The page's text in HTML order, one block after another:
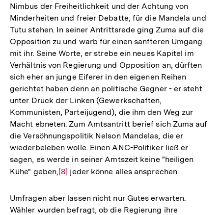
Nimbus der Freiheitlichkeit und der Achtung von
Minderheiten und freier Debatte, für die Mandela und
Tutu stehen. In seiner Antrittsrede ging Zuma auf die
Opposition zu und warb für einen sanfteren Umgang
mit ihr. Seine Worte, er strebe ein neues Kapitel im
Verhältnis von Regierung und Opposition an, dürften
sich eher an junge Eiferer in den eigenen Reihen
gerichtet haben denn an politische Gegner - er steht
unter Druck der Linken (Gewerkschaften,
Kommunisten, Parteijugend), die ihm den Weg zur
Macht ebneten. Zum Amtsantritt berief sich Zuma auf
die Versöhnungspolitik Nelson Mandelas, die er
wiederbeleben wolle. Einen ANC-Politiker ließ er
sagen, es werde in seiner Amtszeit keine "heiligen
Kühe" geben,Zur
der
Fußnote
[8] jeder könne alles ansprechen.
Umfragen aber lassen nicht nur Gutes erwarten.
Wähler wurden befragt, ob die Regierung ihre